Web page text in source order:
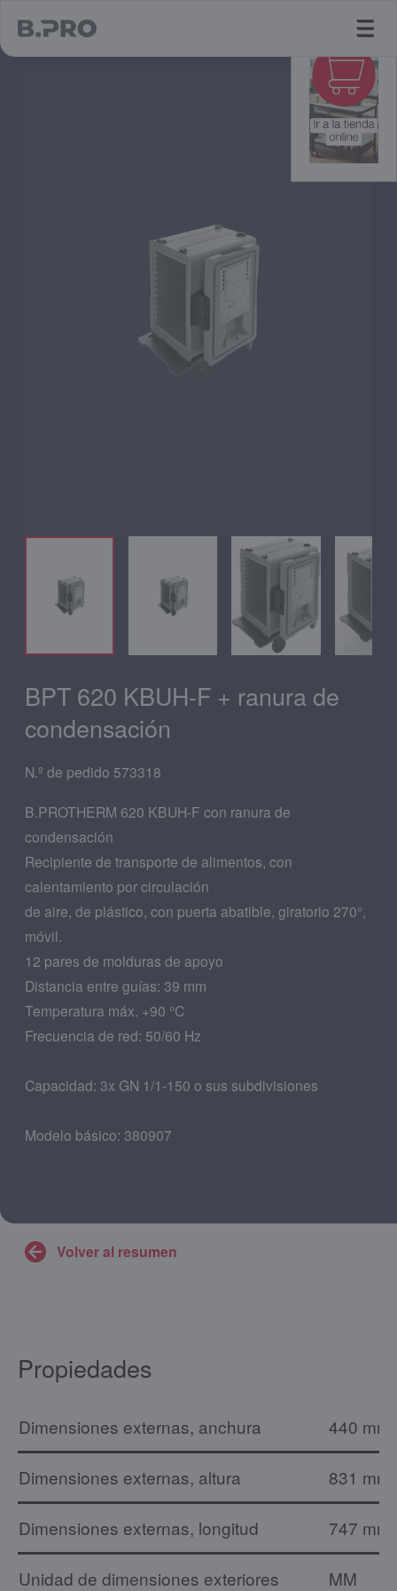
BPT 620 KBUH-F + ranura de
condensación
N.º de pedido 573318
B.PROTHERM 620 KBUH-F con ranura de
condensación
Recipiente de transporte de alimentos, con
calentamiento por circulación
de aire, de plástico, con puerta abatible, giratorio 270°,
móvil.
12 pares de molduras de apoyo
Distancia entre guías: 39 mm
Temperatura máx. +90 °C
Frecuencia de red: 50/60 Hz
Capacidad: 3x GN 1/1-150 o sus subdivisiones
Modelo básico: 380907
Volver al resumen
Propiedades
Dimensiones externas, anchura 440 mm
Dimensiones externas, altura 831 mm
Dimensiones externas, longitud 747 mm
Unidad de dimensiones exteriores MM